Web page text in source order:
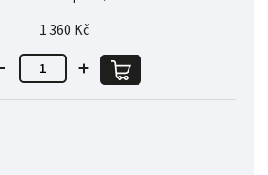
1 360 Kč